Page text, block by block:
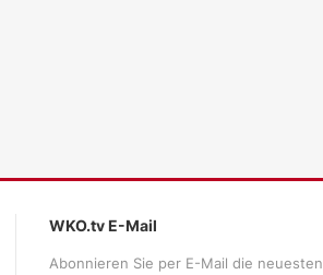
WKO.tv E-Mail
Abonnieren Sie per E-Mail die neuesten